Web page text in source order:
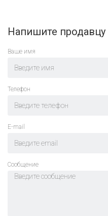
Напишите продавцу
Ваше имя
Телефон
E-mail
Cообщение